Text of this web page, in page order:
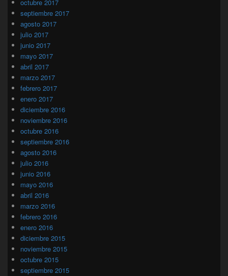
octubre 2017
septiembre 2017
agosto 2017
julio 2017
junio 2017
mayo 2017
abril 2017
marzo 2017
febrero 2017
enero 2017
diciembre 2016
noviembre 2016
octubre 2016
septiembre 2016
agosto 2016
julio 2016
junio 2016
mayo 2016
abril 2016
marzo 2016
febrero 2016
enero 2016
diciembre 2015
noviembre 2015
octubre 2015
septiembre 2015